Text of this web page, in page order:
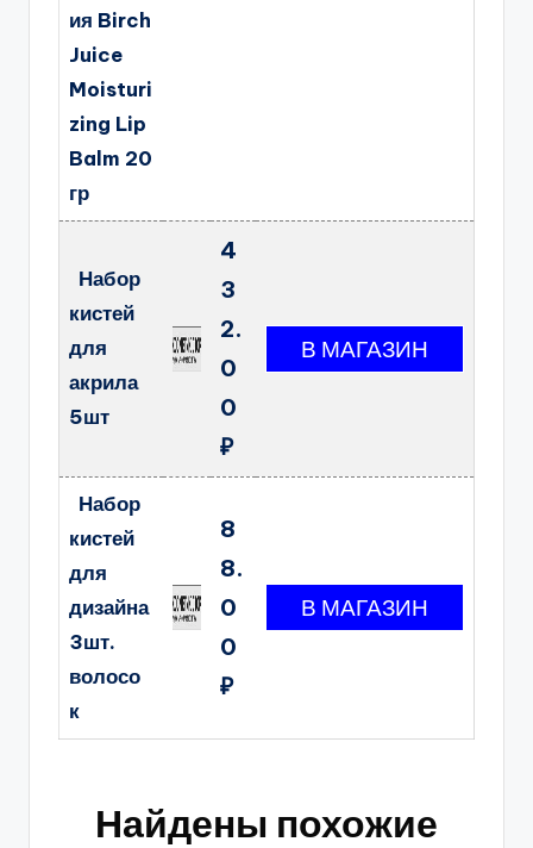
ия Birch
Juice
Moisturi
zing Lip
Balm 20
гр
Набор
кистей
для
акрила
5шт
4
3
2.
0
0
₽
Набор
кистей
для
дизайна
3шт.
волосо
к
8
8.
0
0
₽
Найдены похожие